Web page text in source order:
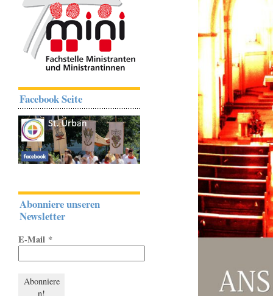
Facebook Seite
Abonniere unseren
Newsletter
E-Mail *